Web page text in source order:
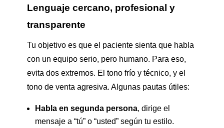
Lenguaje cercano, profesional y
transparente
Tu objetivo es que el paciente sienta que habla
con un equipo serio, pero humano. Para eso,
evita dos extremos. El tono frío y técnico, y el
tono de venta agresiva. Algunas pautas útiles:
Habla en segunda persona, dirige el
mensaje a “tú” o “usted” según tu estilo.